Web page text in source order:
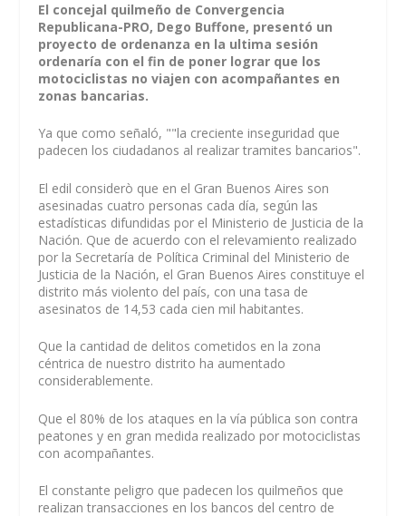
El concejal quilmeño de Convergencia
Republicana-PRO, Dego Buffone, presentó un
proyecto de ordenanza en la ultima sesión
ordenaría con el fin de poner lograr que los
motociclistas no viajen con acompañantes en
zonas bancarias.
Ya que como señaló, ""la creciente inseguridad que
padecen los ciudadanos al realizar tramites bancarios".
El edil considerò que en el Gran Buenos Aires son
asesinadas cuatro personas cada día, según las
estadísticas difundidas por el Ministerio de Justicia de la
Nación. Que de acuerdo con el relevamiento realizado
por la Secretaría de Política Criminal del Ministerio de
Justicia de la Nación, el Gran Buenos Aires constituye el
distrito más violento del país, con una tasa de
asesinatos de 14,53 cada cien mil habitantes.
Que la cantidad de delitos cometidos en la zona
céntrica de nuestro distrito ha aumentado
considerablemente.
Que el 80% de los ataques en la vía pública son contra
peatones y en gran medida realizado por motociclistas
con acompañantes.
El constante peligro que padecen los quilmeños que
realizan transacciones en los bancos del centro de